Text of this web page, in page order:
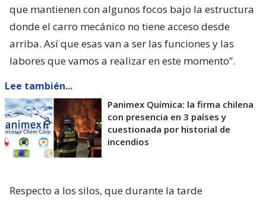
que mantienen con algunos focos bajo la estructura
donde el carro mecánico no tiene acceso desde
arriba. Así que esas van a ser las funciones y las
labores que vamos a realizar en este momento”.
Lee también...
Panimex Química: la firma chilena
con presencia en 3 países y
cuestionada por historial de
incendios
Respecto a los silos, que durante la tarde